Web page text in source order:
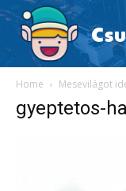
Home Mesevilágot
gyeptetos-